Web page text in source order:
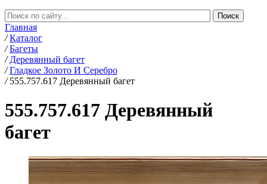
Главная
/ Каталог
/ Багеты
/ Деревянный багет
/ Гладкое Золото И Серебро
/ 555.757.617 Деревянный багет
555.757.617 Деревянный
багет